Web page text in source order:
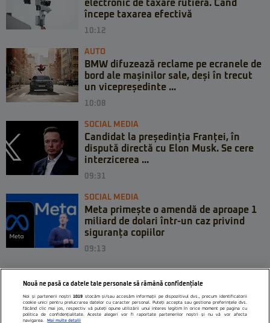
electronic de taxare rutieră. Când
începe taxarea efectivă
10:12
AUTO
BMW difuzează reclame pe ecranele de
bord ale mașinilor sale, deși în trecut
un vicepreședinte ...
10:08
SOCIAL MEDIA
Candidat la președinția Franței, în
dispută directă cu Elon Musk. Se cere
interzicerea ...
09:31
SOCIAL MEDIA
Meta primește o amendă de aproape 1
miliard de dolari într-un caz privind
siguranța copiilor
09:13
Nouă ne pasă ca datele tale personale să rămână confidențiale
Noi și partenerii noștri1019 stocăm și/sau accesăm informații pe dispozitivul dvs., precum identificatorii
cookie unici pentru prelucrarea datelor cu caracter personal. Puteți accepta sau gestiona preferințele dvs.
făcând clic mai jos, respectiv vă puteți opune utilizării unui interes legitim în orice moment pe pagina cu
politica de confidențialitate. Aceste alegeri vor fi raportate partenerilor noștri și nu vă vor afecta
navigarea.
Mai multe detalii